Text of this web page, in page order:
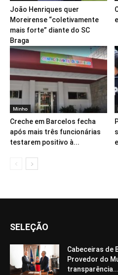
João Henriques quer
Moreirense “coletivamente
mais forte” diante do SC
Braga
Minho
Creche em Barcelos fecha
após mais três funcionárias
testarem positivo à...
SELEÇÃO
Cabeceiras de
Provedor do
transparência...